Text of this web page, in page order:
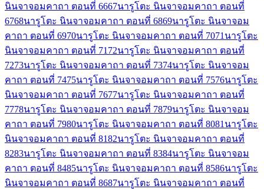
นินจาจอมคาถา ตอนที่ 6667นารูโตะ นินจาจอมคาถา ตอนที่
6768นารูโตะ นินจาจอมคาถา ตอนที่ 6869นารูโตะ นินจาจอม
คาถา ตอนที่ 6970นารูโตะ นินจาจอมคาถา ตอนที่ 7071 นารูโตะ
นินจาจอมคาถา ตอนที่ 71 72นารูโตะ นินจาจอมคาถา ตอนที่
7273นารูโตะ นินจาจอมคาถา ตอนที่ 7374นารูโตะ นินจาจอม
คาถา ตอนที่ 7475นารูโตะ นินจาจอมคาถา ตอนที่ 7576นารูโตะ
นินจาจอมคาถา ตอนที่ 7677นารูโตะ นินจาจอมคาถา ตอนที่
7778นารูโตะ นินจาจอมคาถา ตอนที่ 7879นารูโตะ นินจาจอม
คาถา ตอนที่ 7980นารูโตะ นินจาจอมคาถา ตอนที่ 8081 นารูโตะ
นินจาจอมคาถา ตอนที่ 8182นารูโตะ นินจาจอมคาถา ตอนที่
8283นารูโตะ นินจาจอมคาถา ตอนที่ 8384นารูโตะ นินจาจอม
คาถา ตอนที่ 8485นารูโตะ นินจาจอมคาถา ตอนที่ 8586นารูโตะ
นินจาจอมคาถา ตอนที่ 8687นารูโตะ นินจาจอมคาถา ตอนที่